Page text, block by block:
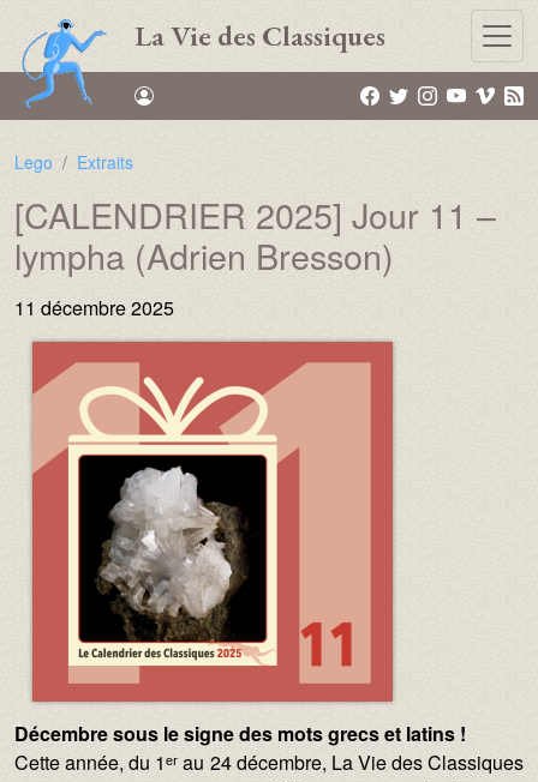
Aller au contenu principal
La Vie des Classiques
Lego Extraits
[CALENDRIER 2025] Jour 11 –
lympha (Adrien Bresson)
11 décembre 2025
Décembre sous le signe des mots grecs et latins !
Cette année, du 1ᵉʳ au 24 décembre, La Vie des Classiques